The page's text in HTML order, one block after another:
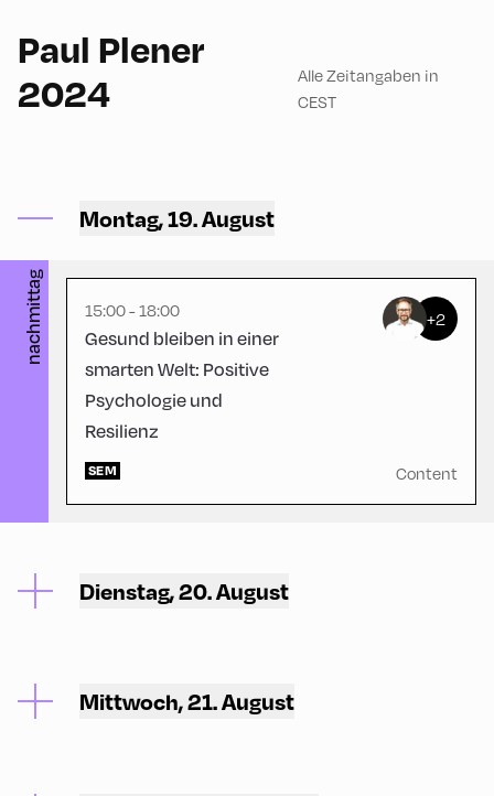
Paul Plener
2024
Alle Zeitangaben in
CEST
Montag, 19. August
nachmittag
– Classroom 3
15:00 - 18:00
Gesund bleiben in einer
smarten Welt: Positive
Psychologie und
Resilienz
+2
SEM Content
Dienstag, 20. August
Mittwoch, 21. August